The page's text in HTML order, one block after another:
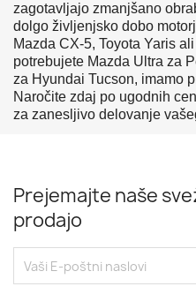
zagotavljajo zmanjšano
dolgo življenjsko dobo
Mazda CX-5, Toyota Yaris
potrebujete Mazda Ultra za
za Hyundai Tucson, imamo
Naročite zdaj po ugodnih
za zanesljivo delovanje
Prejemajte naše
prodajo